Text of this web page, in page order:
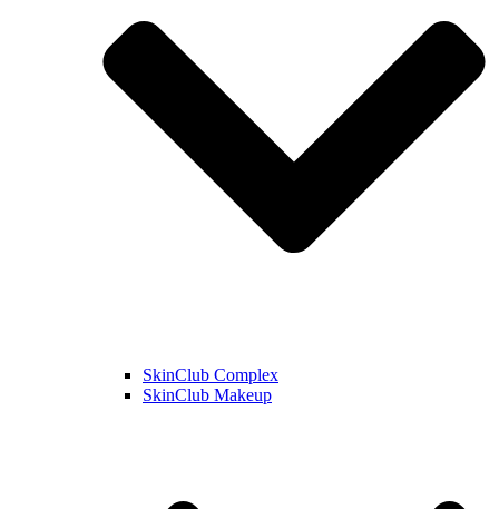
SkinClub Complex
SkinClub Makeup